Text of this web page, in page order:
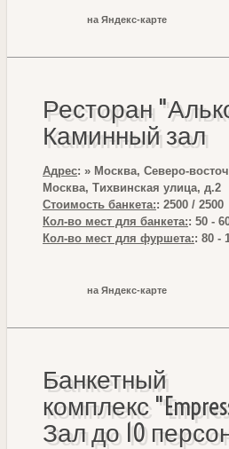
на Яндекс-карте
Ресторан
Каминный зал
Адрес: » Москва, Северо-
Москва, Тихвинская улица, д.2
Стоимость банкета:: 2500 / 2500
Кол-во мест для банкета:: 50 -
Кол-во мест для фуршета:: 80 -
на Яндекс-карте
Банкетный
комплекс
Зал до 10